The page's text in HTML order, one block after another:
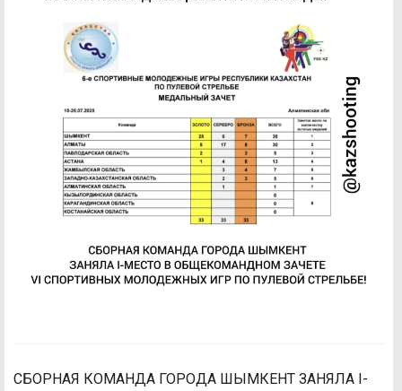
СБОРНАЯ КОМАНДА ГОРОДА ШЫМКЕНТ ЗАНЯЛА I-